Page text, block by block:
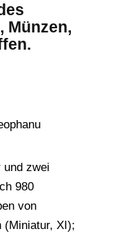
Münzen,
und zwei
980
von
(Miniatur, XI);